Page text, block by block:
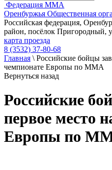
Федерация ММА
Оренбуржья Общественная
Российская федерация,
район, посёлок Пригородный,
карта проезда
8 (3532) 37-80-68
Главная \ Российские бойцы
чемпионате Европы по ММА
Вернуться назад
Российские
первое место
Европы по